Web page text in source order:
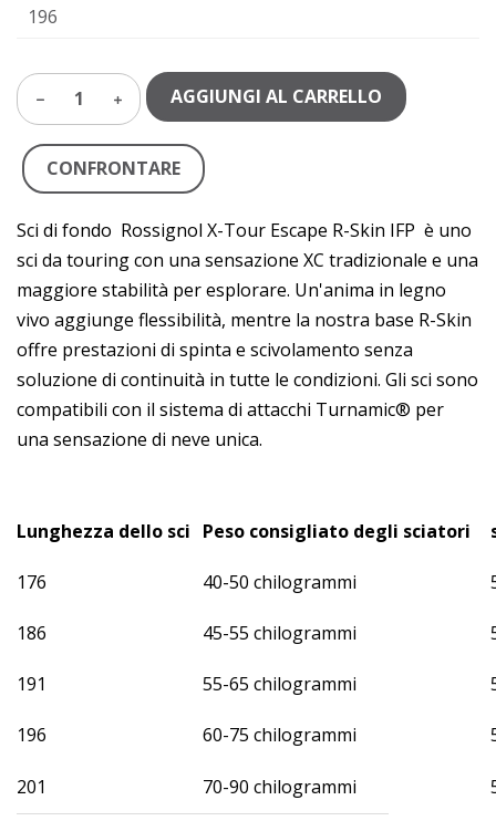
196
1 AGGIUNGI AL CARRELLO
CONFRONTARE
Sci di fondo Rossignol X-Tour Escape R-Skin IFP è uno
sci da touring con una sensazione XC tradizionale e una
maggiore stabilità per esplorare. Un'anima in legno
vivo aggiunge flessibilità, mentre la nostra base R-Skin
offre prestazioni di spinta e scivolamento senza
soluzione di continuità in tutte le condizioni. Gli sci sono
compatibili con il sistema di attacchi Turnamic® per
una sensazione di neve unica.
Lunghezza dello sci Peso consigliato degli sciatori
176 40-50 chilogrammi
186 45-55 chilogrammi
191 55-65 chilogrammi
196 60-75 chilogrammi
201 70-90 chilogrammi